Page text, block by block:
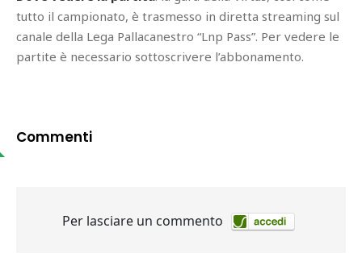
tutto il campionato, è trasmesso in diretta streaming sul
canale della Lega Pallacanestro “Lnp Pass”. Per vedere le
partite è necessario sottoscrivere l’abbonamento.
Commenti